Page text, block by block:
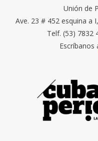
Unión de
Ave. 23 # 452 esquina a
Telf. (53) 7832
Escríbanos